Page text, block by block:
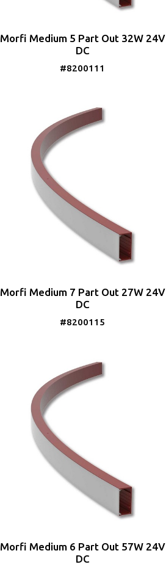
Morfi Medium 5 Part Out 32W 24V
DC
#8200111
Morfi Medium 7 Part Out 27W 24V
DC
#8200115
Morfi Medium 6 Part Out 57W 24V
DC